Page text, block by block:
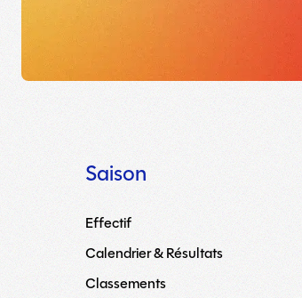
Saison
Effectif
Calendrier & Résultats
Classements